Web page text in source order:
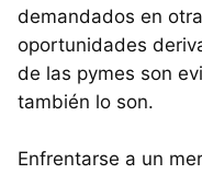
demandados en
oportunidades
de las pymes son
también lo son.
Enfrentarse a un